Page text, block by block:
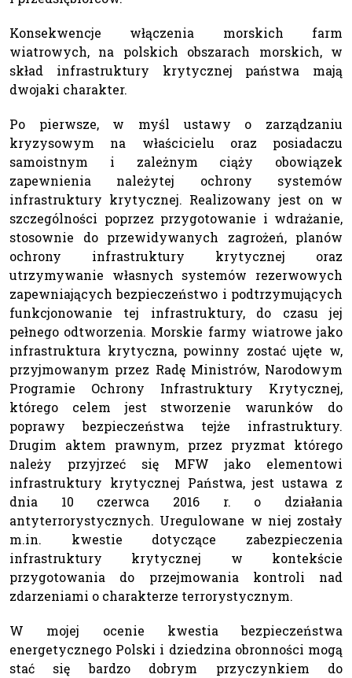
Konsekwencje włączenia morskich farm
wiatrowych, na polskich obszarach morskich, w
skład infrastruktury krytycznej państwa mają
dwojaki charakter.
Po pierwsze, w myśl ustawy o zarządzaniu
kryzysowym na właścicielu oraz posiadaczu
samoistnym i zależnym ciąży obowiązek
zapewnienia należytej ochrony systemów
infrastruktury krytycznej. Realizowany jest on w
szczególności poprzez przygotowanie i wdrażanie,
stosownie do przewidywanych zagrożeń, planów
ochrony infrastruktury krytycznej oraz
utrzymywanie własnych systemów rezerwowych
zapewniających bezpieczeństwo i podtrzymujących
funkcjonowanie tej infrastruktury, do czasu jej
pełnego odtworzenia. Morskie farmy wiatrowe jako
infrastruktura krytyczna, powinny zostać ujęte w,
przyjmowanym przez Radę Ministrów, Narodowym
Programie Ochrony Infrastruktury Krytycznej,
którego celem jest stworzenie warunków do
poprawy bezpieczeństwa tejże infrastruktury.
Drugim aktem prawnym, przez pryzmat którego
należy przyjrzeć się MFW jako elementowi
infrastruktury krytycznej Państwa, jest ustawa z
dnia 10 czerwca 2016 r. o działania
antyterrorystycznych. Uregulowane w niej zostały
m.in. kwestie dotyczące zabezpieczenia
infrastruktury krytycznej w kontekście
przygotowania do przejmowania kontroli nad
zdarzeniami o charakterze terrorystycznym.
W mojej ocenie kwestia bezpieczeństwa
energetycznego Polski i dziedzina obronności mogą
stać się bardzo dobrym przyczynkiem do